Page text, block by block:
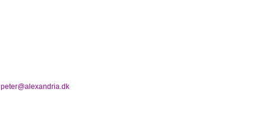
peter@alexandria.dk